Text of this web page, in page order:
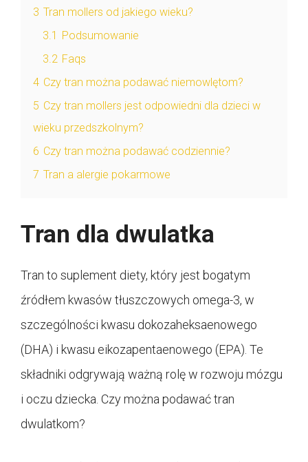
3 Tran mollers od jakiego wieku?
3.1
Podsumowanie
3.2 Faqs
4 Czy tran można podawać niemowlętom?
5 Czy tran mollers jest odpowiedni dla dzieci w
wieku przedszkolnym?
6 Czy tran można podawać codziennie?
7 Tran a alergie pokarmowe
Tran dla dwulatka
Tran to suplement diety, który jest bogatym
źródłem kwasów tłuszczowych omega-3, w
szczególności kwasu dokozaheksaenowego
(DHA) i kwasu eikozapentaenowego (EPA). Te
składniki odgrywają ważną rolę w rozwoju mózgu
i oczu dziecka. Czy można podawać tran
dwulatkom?